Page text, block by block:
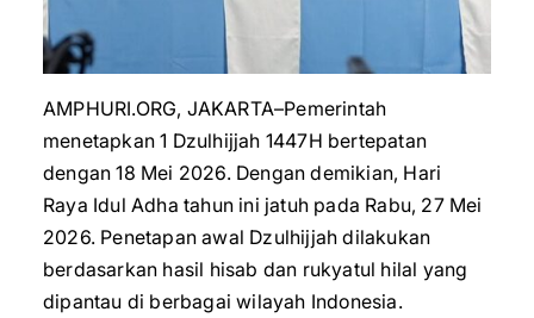
AMPHURI.ORG, JAKARTA–Pemerintah
menetapkan 1 Dzulhijjah 1447H bertepatan
dengan 18 Mei 2026. Dengan demikian, Hari
Raya Idul Adha tahun ini jatuh pada Rabu, 27 Mei
2026. Penetapan awal Dzulhijjah dilakukan
berdasarkan hasil hisab dan rukyatul hilal yang
dipantau di berbagai wilayah Indonesia.